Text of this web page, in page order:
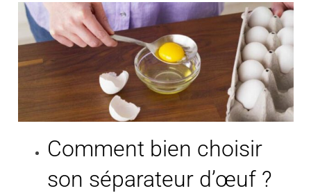
Comment bien choisir
son séparateur d’œuf ?